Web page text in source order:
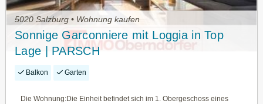
5020 Salzburg • Wohnung kaufen
Sonnige Garconniere mit Loggia in Top
Lage | PARSCH
Balkon Garten
Die Wohnung:Die Einheit befindet sich im 1. Obergeschoss eines